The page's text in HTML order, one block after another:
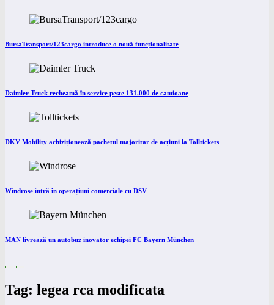
BursaTransport/123cargo introduce o nouă funcționalitate
Daimler Truck recheamă în service peste 131.000 de camioane
DKV Mobility achiziționează pachetul majoritar de acțiuni la Tolltickets
Windrose intră în operațiuni comerciale cu DSV
MAN livrează un autobuz inovator echipei FC Bayern München
Tag: legea rca modificata